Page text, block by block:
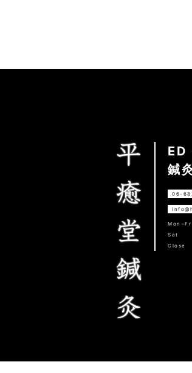
ED
鍼
06-
Sat
Close